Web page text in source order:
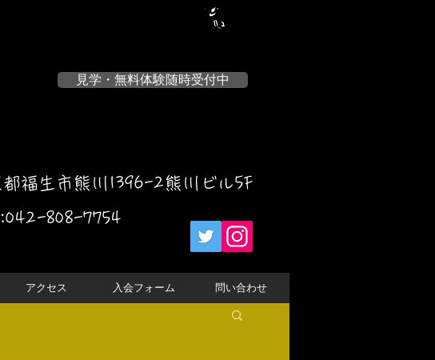
見学・無料体験随時受付中
都福生市熊川1396-2熊川ビル5F
808-7754
アクセス 入会フォーム 問い合わせ